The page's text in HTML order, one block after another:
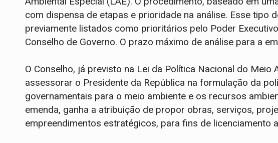
com dispensa de etapas e prioridade na análise. Esse tipo
previamente listados como prioritários pelo Poder
Conselho de Governo. O prazo máximo de análise para a
O Conselho, já previsto na Lei da Política Nacional do Meio
assessorar o Presidente da República na formulação da
governamentais para o meio ambiente e os recursos
emenda, ganha a atribuição de propor obras, serviços,
empreendimentos estratégicos, para fins de licenciamento